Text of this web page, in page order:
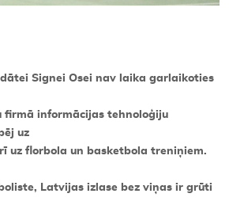
Signei Osei nav laika garlaikoties
firmā informācijas tehnoloģiju
uz
uz florbola un basketbola treniņiem.
Latvijas izlase bez viņas ir grūti